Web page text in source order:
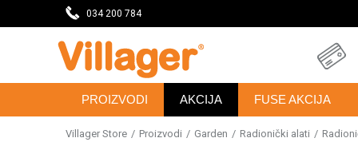
034 200 784DOBRODOŠLI NA VILLAGER ONLINE PRODAVNICU
PROIZVODI AKCIJA FUSE AKCIJA
Villager Store Proizvodi Garden Radionički alati